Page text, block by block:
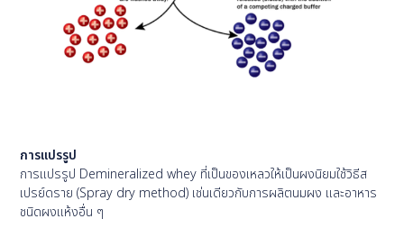
การแปรรูป
การแปรรูป Demineralized whey ที่เป็นของเหลวให้เป็นผงนิยมใช้วิธีส
เปรย์ดราย (Spray dry method) เช่นเดียวกับการผลิตนมผง และอาหาร
ชนิดผงแห้งอื่น ๆ